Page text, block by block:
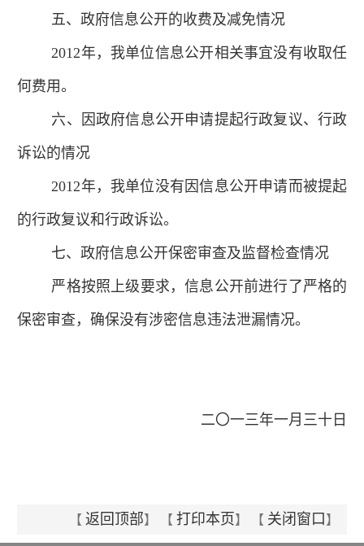
五、政府信息公开的收费及减免情况
2012年，我单位信息公开相关事宜没有收取任
何费用。
六、因政府信息公开申请提起行政复议、行政
诉讼的情况
2012年，我单位没有因信息公开申请而被提起
的行政复议和行政诉讼。
七、政府信息公开保密审查及监督检查情况
严格按照上级要求，信息公开前进行了严格的
保密审查，确保没有涉密信息违法泄漏情况。
二〇一三年一月三十日
【返回顶部】 【打印本页】 【 关闭窗口 】